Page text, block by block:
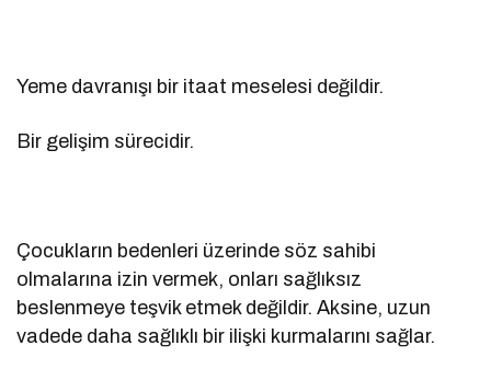
Yeme davranışı bir itaat meselesi değildir.
Bir gelişim sürecidir.
Çocukların bedenleri üzerinde söz sahibi
olmalarına izin vermek, onları sağlıksız
beslenmeye teşvik etmek değildir. Aksine, uzun
vadede daha sağlıklı bir ilişki kurmalarını sağlar.